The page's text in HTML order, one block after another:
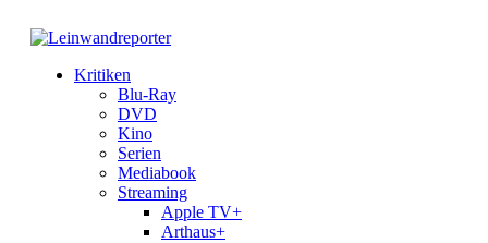
Kritiken
Blu-Ray
DVD
Kino
Serien
Mediabook
Streaming
Apple TV+
Arthaus+